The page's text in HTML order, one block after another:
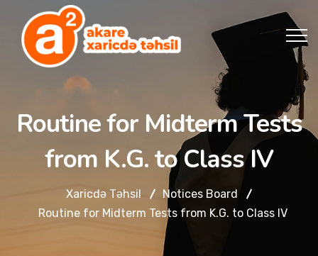
Routine for Midterm Tests
from K.G. to Class IV
Xaricdə Təhsil
Notices Board
Routine for Midterm Tests from K.G. to Class IV